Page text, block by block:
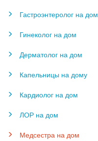
Гастроэнтеролог на дом
Гинеколог на дом
Дерматолог на дом
Капельницы на дому
Кардиолог на дом
ЛОР на дом
Медсестра на дом